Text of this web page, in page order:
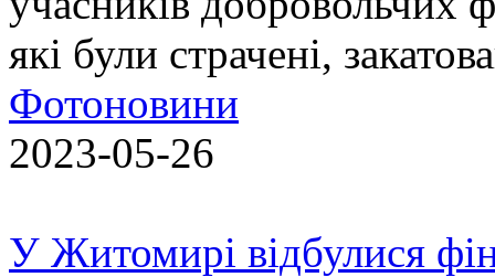
які були страчені,
Фотоновини
2023-05-26
У Житомирі відбулися